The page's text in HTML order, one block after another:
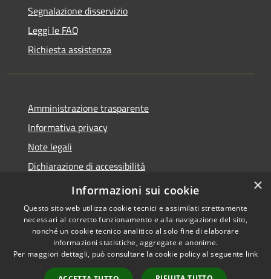
Segnalazione disservizio
Leggi le FAQ
Richiesta assistenza
Amministrazione trasparente
Informativa privacy
Note legali
Dichiarazione di accessibilità
Feedback accessibilità
Accessibilità
Copyright © 2026 • Città di
Lamezia Terme • Powered by
Municipium• Accesso
×
Informazioni sui cookie
Questo sito web utilizza cookie tecnici e assimilati strettamente
necessari al corretto funzionamento e alla navigazione del sito,
nonché un cookie tecnico analitico al solo fine di elaborare
informazioni statistiche, aggregate e anonime.
Per maggiori dettagli, può consultare la cookie policy al seguente link